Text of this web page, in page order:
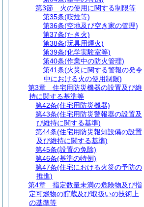
第3節
火の使用に関する制限等
第35条(喫煙等)
第36条(空地及び空き家の管理)
第37条(たき火)
第38条(玩具用煙火)
第39条(化学実験室等)
第40条(作業中の防火管理)
第41条(火災に関する警報の発令
中における火の使用制限)
第3章
住宅用防災機器の設置及び維
持に関する基準等
第42条(住宅用防災機器)
第43条(住宅用防災警報器の設置及
び維持に関する基準)
第44条(住宅用防災報知設備の設置
及び維持に関する基準)
第45条(設置の免除)
第46条(基準の特例)
第47条(住宅における火災の予防の
推進)
第4章
指定数量未満の危険物及び指
定可燃物の貯蔵及び取扱いの技術上
の基準等